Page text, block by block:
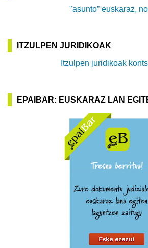
"asunto” euskaraz,
ITZULPEN JURIDIKOAK
Itzulpen juridikoak
EPAIBAR: EUSKARAZ LAN